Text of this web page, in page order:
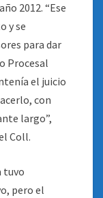
2012. “Ese
y se
para dar
Procesal
el juicio
con
largo”,
Coll.
tuvo
pero el